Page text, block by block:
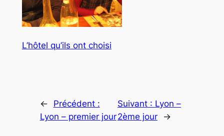
L’hôtel qu’ils ont choisi
←
Précédent :
Lyon – premier jour
Suivant : Lyon –
2ème jour
→